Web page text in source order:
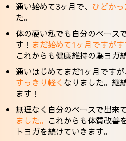
通い始めて3ヶ月で、 ひどか
た。
体の硬い私でも自分のペース
す！ まだ始めて1ヶ月ですが
これからも健康維持の為ヨガ
通いはじめてまだ1ヶ月ですが
すっきり軽く なりました。継
ます！
無理なく自分のペースで出来
ました。 これからも体質改善
トヨガを続けていきます。